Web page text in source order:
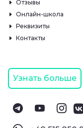
Отзывы
Онлайн-школа
Реквизиты
Контакты
Узнать больше